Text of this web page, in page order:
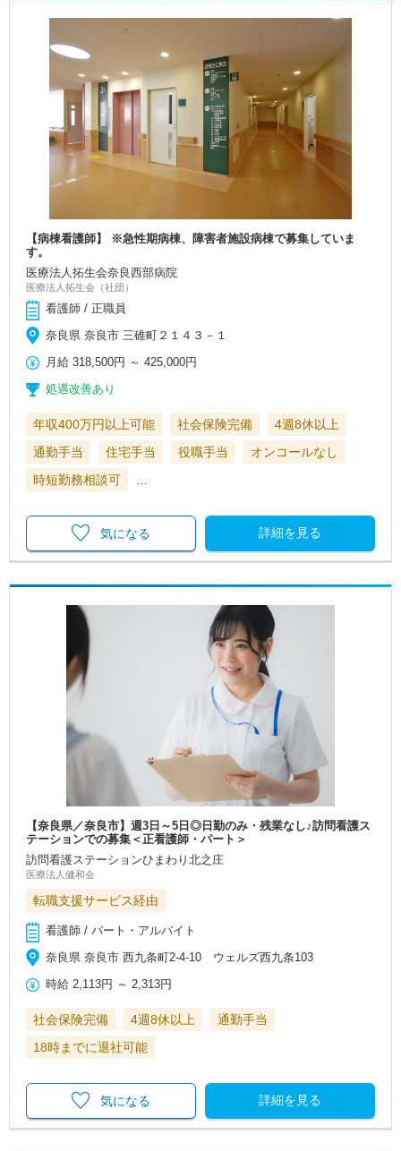
【病棟看護師】 ※急性期病棟、障害者施設病棟で募集していま
す。
医療法人拓生会奈良西部病院
医療法人拓生会（社団）
看護師 / 正職員
奈良県 奈良市 三碓町２１４３－１
月給 318,500円 ～425,000円
処遇改善あり
年収400万円以上可能 社会保険完備
4週8休以上
通勤手当
住宅手当 役職手当
オンコールなし
時短勤務相談可
詳細を見る
気になる
【奈良県／奈良市】週3日～5日◎日勤のみ・残業なし♪訪問看護ス
テーションでの募集＜正看護師・パート＞
訪問看護ステーションひまわり北之庄
医療法人健和会
転職支援サービス経由
看護師 / パート・アルバイト
奈良県 奈良市 西九条町2-4-10 ウェルズ西九条103
時給 2,113円 ～2,313円
社会保険完備 4週8休以上
通勤手当
18時までに退社可能
詳細を見る
気になる